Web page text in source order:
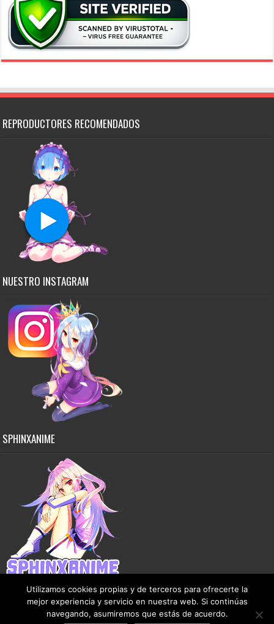
REPRODUCTORES RECOMENDADOS
NUESTRO INSTAGRAM
SPHINXANIME
Utilizamos cookies propias y de terceros para ofrecerte la
mejor experiencia y servicio en nuestra web. Si continúas
navegando, asumiremos que estás de acuerdo.